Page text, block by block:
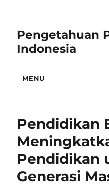
Pengetahuan
Indonesia
MENU
Pendidikan
Pendidikan
Generasi